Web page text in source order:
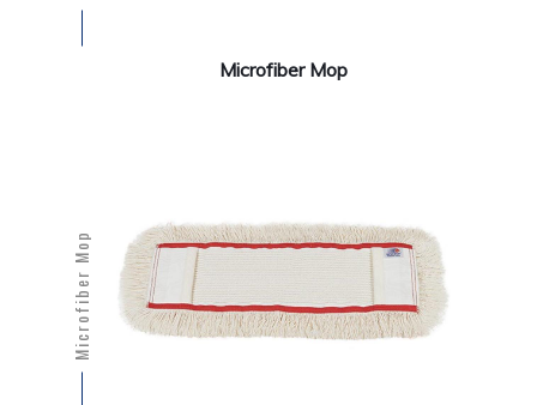
Microfiber Mop
Microfiber Mop